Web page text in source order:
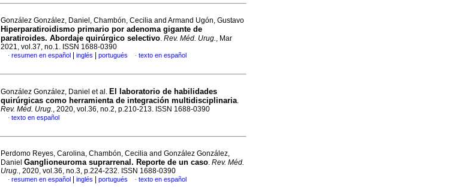
González González, Daniel, Chambón, Cecilia and Armand Ugón, Gustavo
Hiperparatiroidismo primario por adenoma gigante de
paratiroides. Abordaje quirúrgico selectivo. Rev. Méd. Urug., Mar
2021, vol.37, no.1. ISSN 1688-0390
· resumen en español inglés portugués · texto en español
González González, Daniel et al. El laboratorio de habilidades
quirúrgicas como herramienta de integración multidisciplinaria.
Rev. Méd. Urug., 2020, vol.36, no.2, p.210-213. ISSN 1688-0390
· texto en español
Perdomo Reyes, Carolina, Chambón, Cecilia and González González,
Daniel Ganglioneuroma suprarrenal. Reporte de un caso. Rev. Méd.
Urug., 2020, vol.36, no.3, p.224-232. ISSN 1688-0390
· resumen en español inglés portugués · texto en español